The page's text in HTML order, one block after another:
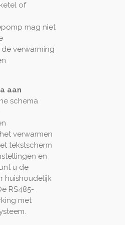
of
mag niet
verwarming
aan
schema
verwarmen
tekstscherm
en
u de
huishoudelijk
RS485-
met